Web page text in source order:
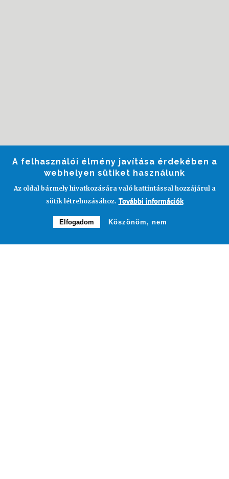
KÉPEK A RENDEZVÉNYRŐL
A felhasználói élmény javítása érdekében a
webhelyen sütiket használunk
Az oldal bármely hivatkozására való kattintással hozzájárul a
sütik létrehozásához. További információk
Elfogadom Köszönöm, nem